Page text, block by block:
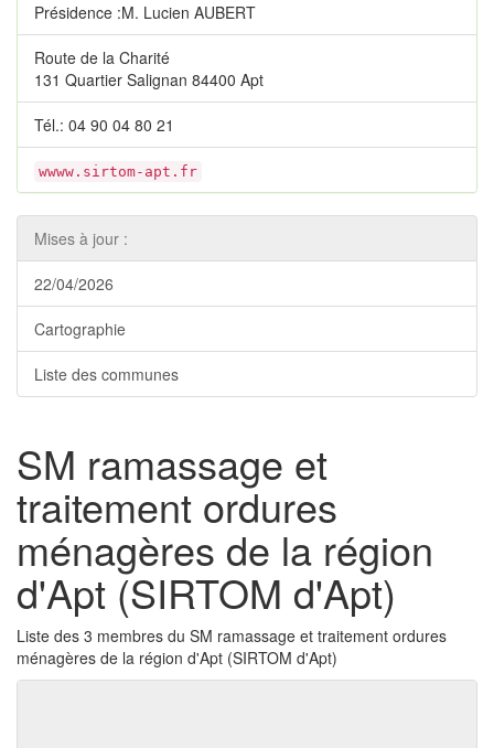
Présidence :M. Lucien AUBERT
Route de la Charité
131 Quartier Salignan 84400 Apt
Tél.: 04 90 04 80 21
wwww.sirtom-apt.fr
Mises à jour :
22/04/2026
Cartographie
Liste des communes
SM ramassage et
traitement ordures
ménagères de la région
d'Apt (SIRTOM d'Apt)
Liste des 3 membres du SM ramassage et traitement ordures
ménagères de la région d'Apt (SIRTOM d'Apt)